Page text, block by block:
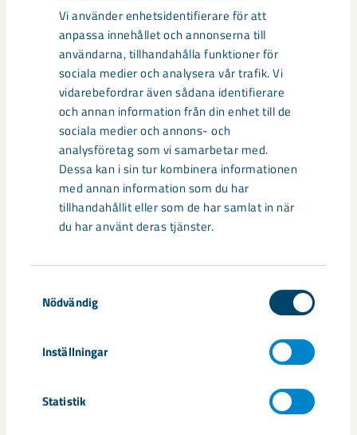
Vi använder enhetsidentifierare för att
anpassa innehållet och annonserna till
användarna, tillhandahålla funktioner för
sociala medier och analysera vår trafik. Vi
vidarebefordrar även sådana identifierare
och annan information från din enhet till de
sociala medier och annons- och
analysföretag som vi samarbetar med.
Dessa kan i sin tur kombinera informationen
med annan information som du har
tillhandahållit eller som de har samlat in när
du har använt deras tjänster.
Nödvändig
Inställningar
Statistik
Så kan humanoida robotar öka
säkerheten i framtidens gruva
Utvecklingen av humanoida robotar, människoliknande
robotar med armar och ben, går snabbt. I takt med att